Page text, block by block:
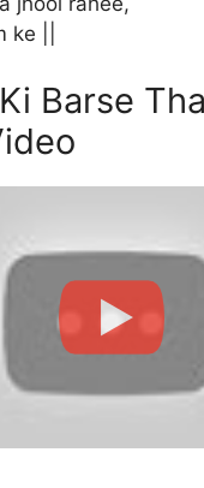
ke ||
Barse